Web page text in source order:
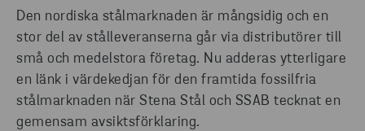
Den nordiska stålmarknaden är mångsidig och en
stor del av stålleveranserna går via distributörer till
små och medelstora företag. Nu adderas ytterligare
en länk i värdekedjan för den framtida fossilfria
stålmarknaden när Stena Stål och SSAB tecknat en
gemensam avsiktsförklaring.